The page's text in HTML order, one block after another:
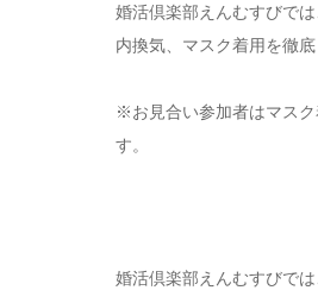
婚活倶楽部えんむすびで
内換気、マスク着用を徹
※お見合い参加者はマス
す。
婚活倶楽部えんむすびで